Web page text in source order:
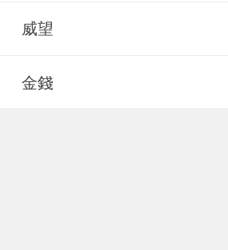
威望
金錢